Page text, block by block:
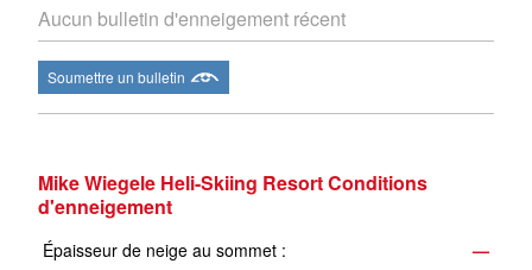
Aucun bulletin d'enneigement récent
Soumettre un bulletin
Mike Wiegele Heli-Skiing Resort Conditions
d'enneigement
Épaisseur de neige au sommet :
—